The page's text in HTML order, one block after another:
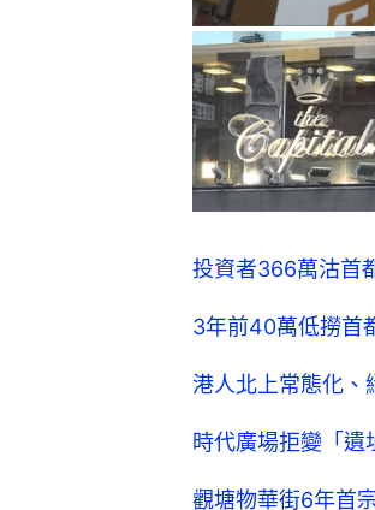
投資者366萬沽
3年前40萬低撈
港人北上常態化
時代廣場拒變「
觀塘物華街6年首